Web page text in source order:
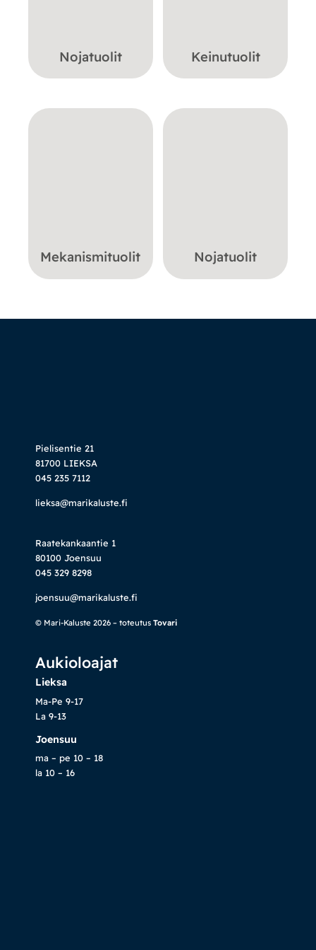
Nojatuolit Keinutuolit
Mekanismituolit Nojatuolit
Pielisentie 21
81700 LIEKSA
045 235 7112
lieksa@marikaluste.fi
Raatekankaantie 1
80100 Joensuu
045 329 8298
joensuu@marikaluste.fi
© Mari-Kaluste 2026 – toteutus Tovari
Aukioloajat
Lieksa
Ma-Pe 9-17
La 9-13
Joensuu
ma – pe 10 – 18
la 10 – 16